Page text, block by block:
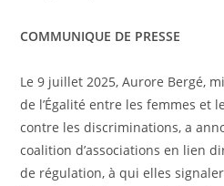
COMMUNIQUE DE PRESSE
Le 9 juillet 2025, Aurore Bergé,
de l’Égalité entre les femmes et
contre les discriminations, a
coalition d’associations en lien
de régulation, à qui elles